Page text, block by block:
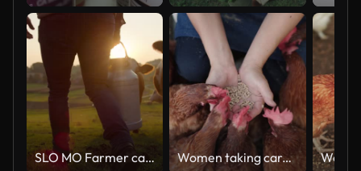
SLO MO Farmer carrying a barrel of milk across the pasture Women taking care of chicken in farm